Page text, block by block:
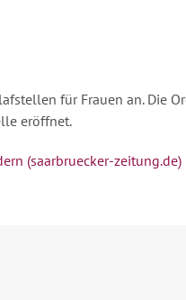
für Frauen an. Die
eröffnet.
(saarbruecker-zeitung.de)